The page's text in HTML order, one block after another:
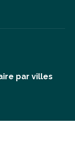
par villes